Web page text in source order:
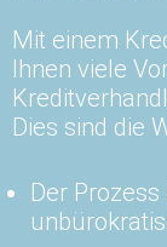
Mit einem
Ihnen viele
Dies sind die
Der